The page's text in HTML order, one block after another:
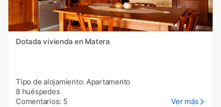
Dotada vivienda en Matera
Tipo de alojamiento: Apartamento
8 huéspedes
Comentarios: 5
Ver más